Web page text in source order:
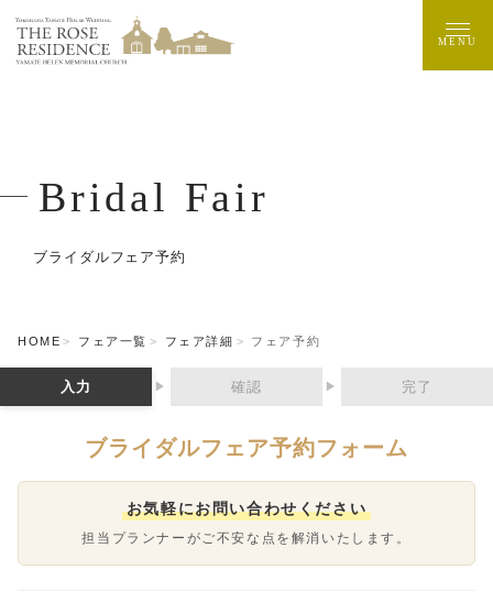
Bridal Fair
ブライダルフェア予約
MENU
HOME フェア一覧 フェア詳細 フェア予約
入力 ▶ 確認 ▶ 完了
ブライダルフェア予約フォーム
お気軽にお問い合わせください
担当プランナーがご不安な点を解消いたします。